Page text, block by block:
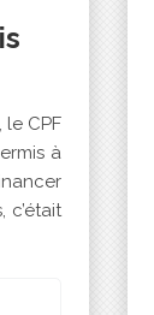
CPF
à
c’était